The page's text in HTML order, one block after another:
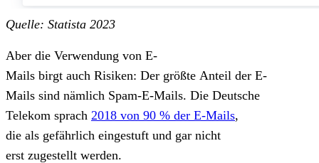
Quelle: Statista 2023
Aber die Verwendung von E-
Mails birgt auch Risiken: Der größte Anteil der E-
Mails sind nämlich Spam-E-Mails. Die Deutsche
Telekom sprach 2018 von 90 % der E-Mails,
die als gefährlich eingestuft und gar nicht
erst zugestellt werden.